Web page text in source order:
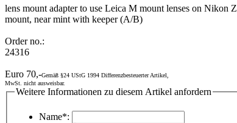
lens mount adapter to use Leica M mount lenses on Nikon Z
mount, near mint with keeper (A/B)
Order no.:
24316
Euro 70,-Gemäß §24 UStG 1994 Differenzbesteuerter Artikel,
MwSt. nicht ausweisbar.
Weitere Informationen zu diesem Artikel anfordern
Name*: